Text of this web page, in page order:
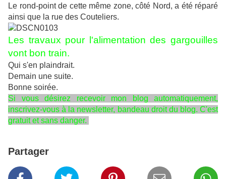
Le rond-point de cette même zone, côté Nord, a été réparé
ainsi que la rue des Couteliers.
Les travaux pour l'alimentation des gargouilles
vont bon train.
Qui s'en plaindrait.
Demain une suite.
Bonne soirée.
Si vous désirez recevoir mon blog automatiquement,
inscrivez-vous à la newsletter, bandeau droit du blog. C'est
gratuit et sans danger.
Partager